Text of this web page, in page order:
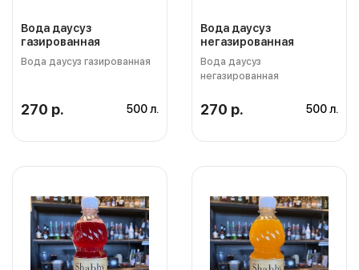
Вода даусуз
газированная
Вода даусуз газированная
270 р. 500 л.
Вода даусуз
негазированная
Вода даусуз
негазированная
270 р. 500 л.